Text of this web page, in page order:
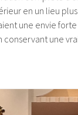
en un lieu
une envie
une